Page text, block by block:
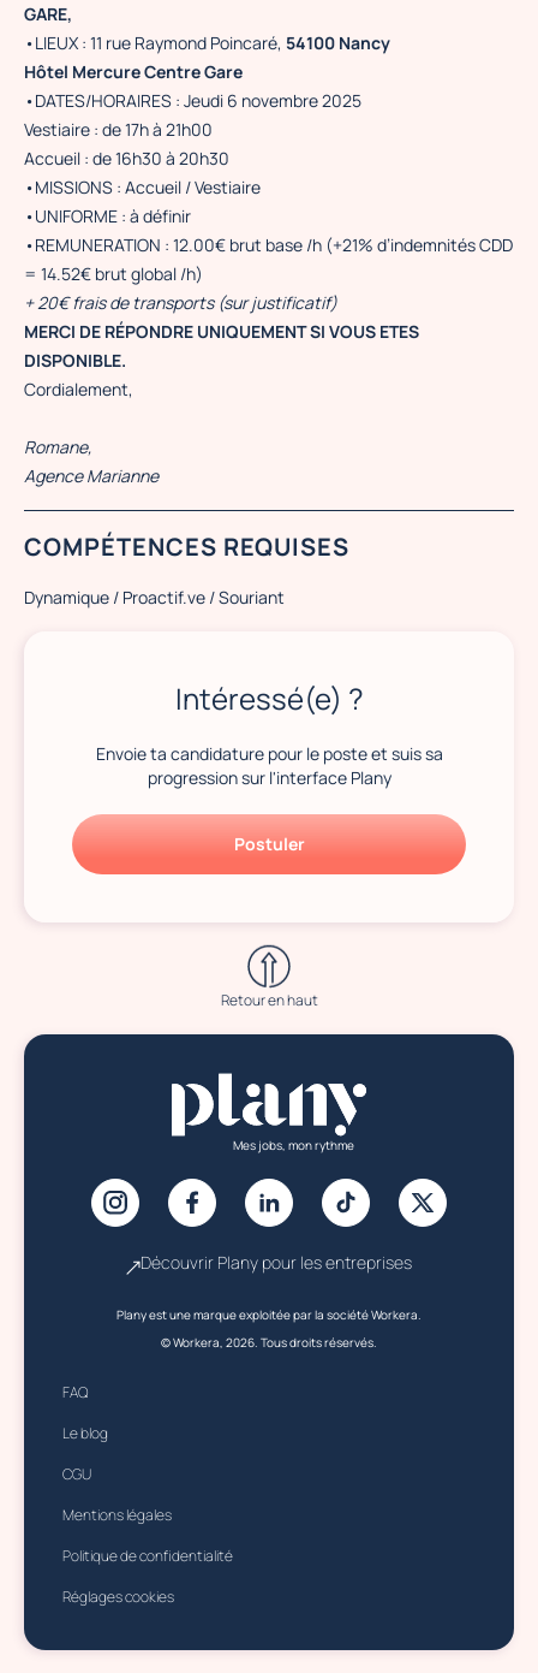
GARE,
•LIEUX : 11 rue Raymond Poincaré, 54100 Nancy
Hôtel Mercure Centre Gare
•DATES/HORAIRES : Jeudi 6 novembre 2025
Vestiaire : de 17h à 21h00
Accueil : de 16h30 à 20h30
•MISSIONS : Accueil / Vestiaire
•UNIFORME : à définir
•REMUNERATION : 12.00€ brut base /h (+21% d’indemnités CDD
= 14.52€ brut global /h)
+ 20€ frais de transports (sur justificatif)
MERCI DE RÉPONDRE UNIQUEMENT SI VOUS ETES
DISPONIBLE.
Cordialement,
Romane,
Agence Marianne
COMPÉTENCES REQUISES
Dynamique / Proactif.ve / Souriant
Intéressé(e) ?
Envoie ta candidature pour le poste et suis sa
progression sur l'interface Plany
Postuler
Retour en haut
Mes jobs, mon rythme
Découvrir Plany pour les entreprises
Plany est une marque exploitée par la société Workera.
© Workera, 2026. Tous droits réservés.
FAQ
Le blog
CGU
Mentions légales
Politique de confidentialité
Réglages cookies